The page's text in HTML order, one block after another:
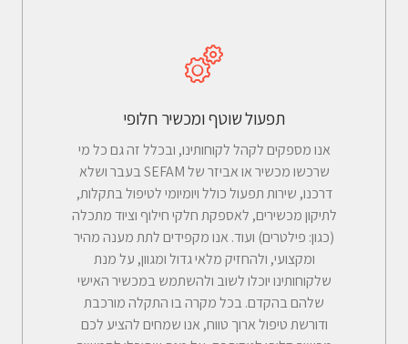
תפעול שוטף ומכשיר חלופי
אנו מספקים לקהל לקוחותינו, ובכלל זה גם כל מי
שרכשו מכשיר או אביזר של SEFAM בעבר ושלא
דרכנו, שירות תפעול כולל ויומיומי לטיפול בתקלות,
לתיקון מכשירים, לאספקת חלקי חילוף וציוד מתכלה
(כגון: פילטרים) ועוד. אנו מקפידים לתת מענה מהיר
ומקצועי, ולהחזיק מלאי גדול ומגוון, על מנת
שלקוחותינו יוכלו לשוב ולהשתמש במכשיר האישי
שלהם בהקדם. בכל מקרה בו התקלה מורכבת
ודורשת טיפול ארוך טווח, אנו שמחים להציע לכם